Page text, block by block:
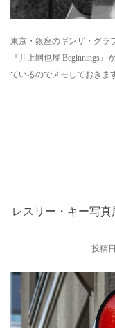
東京・銀座のギンザ・グラ
『井上嗣也展 Beginnings
ているのでメモしておきま
レスリー・キー写
投稿